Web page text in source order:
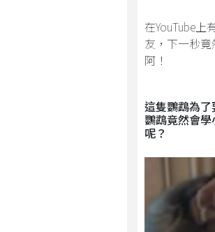
在YouTube
友，下一秒
阿！
這隻鸚鵡為
鸚鵡竟然會
呢？